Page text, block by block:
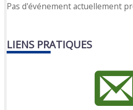
Pas d'événement actuellement
LIENS PRATIQUES